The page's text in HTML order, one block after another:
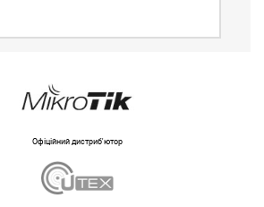
Офіційний дистриб'ютор